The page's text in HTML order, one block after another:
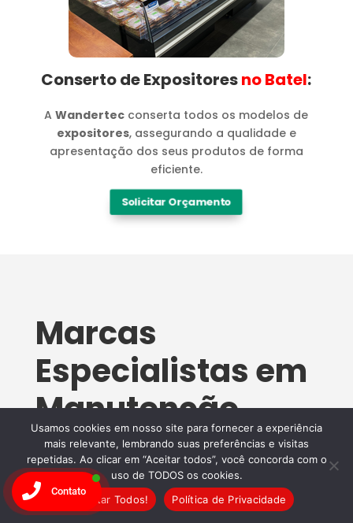
Conserto de Expositoresno Batel​:
AWandertec conserta todos os modelos de
expositores, assegurando a qualidade e
apresentação dos seus produtos de forma
eficiente.
Solicitar Orçamento
Marcas
Especialistas em
Manutenção
Wandertec
Assistência
Usamos cookies em nosso site para fornecer a experiência
mais relevante, lembrando suas preferências e visitas
repetidas. Ao clicar em “Aceitar todos”, você concorda com o
uso de TODOS os cookies.
Aceitar Todos!
Política de Privacidade
Contato